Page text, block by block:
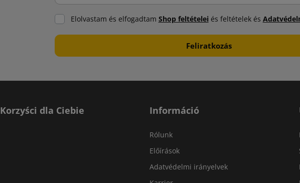
Elolvastam és elfogadtam Shop feltételei és feltételek és
Korzyści dla Ciebie Információ
Rólunk
Előírások
Adatvédelmi irányelvek